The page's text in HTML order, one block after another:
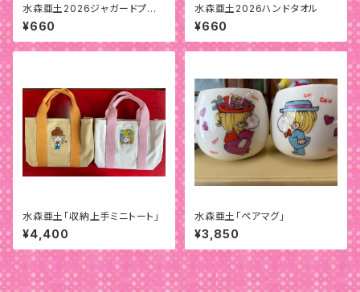
水森亜土2026ジャガードプチタ
オルアップリケ付
¥660
水森亜土2026ハンドタオル
¥660
水森亜土「収納上手ミニトート」
¥4,400
水森亜土「ペアマグ」
¥3,850